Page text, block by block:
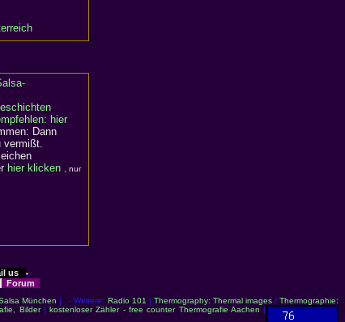
hier
Dann
vermißt.
hier klicken , nur
us
Forum
München | - Weitere: Radio 101 | Thermography: Thermal images/Thermographie:
Bilder|kostenloser Zähler - free counter Thermografie Aachen |